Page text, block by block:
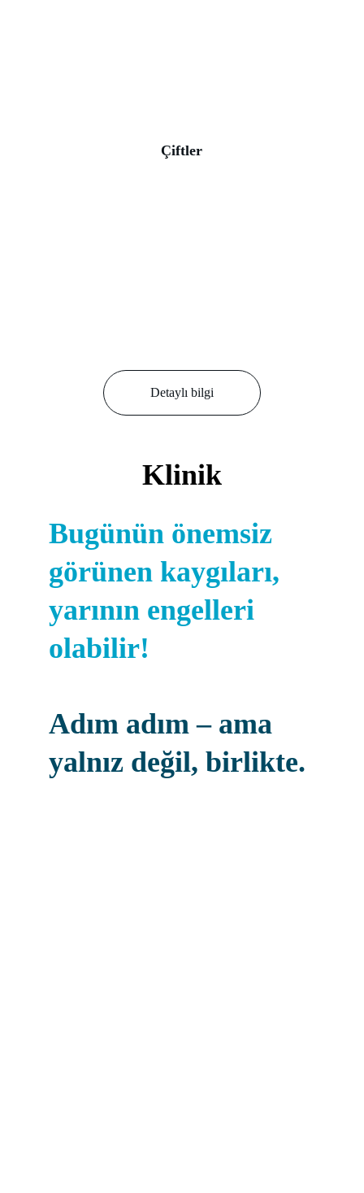
Detaylı bilgi
Çiftler
Klinik
Bugünün önemsiz
görünen kaygıları,
yarının engelleri
olabilir!
Adım adım – ama
yalnız değil, birlikte.